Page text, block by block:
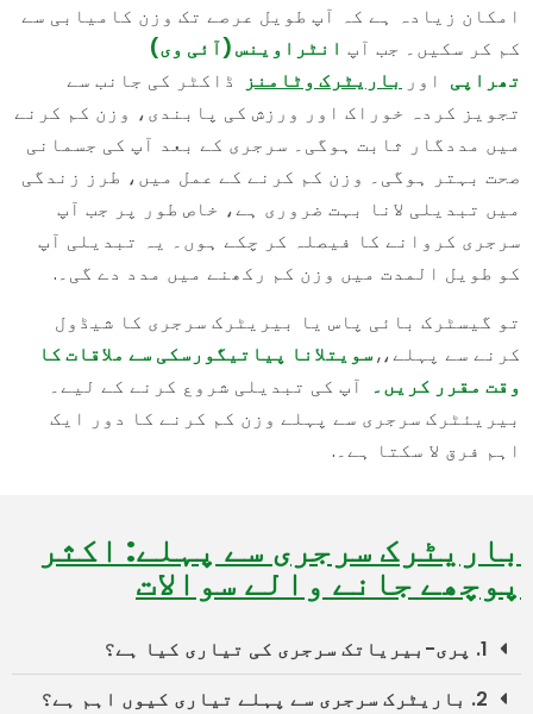
امکان زیادہ ہے کہ آپ طویل عرصے تک وزن کامیابی سے
کم کر سکیں۔ جب آپ انٹراوینس (آئی وی)
تھراپی اور باریٹرک وٹامنز
ڈاکٹر کی جانب سے
تجویز کردہ خوراک اور ورزش کی پابندی، وزن کم کرنے
میں مددگار ثابت ہوگی۔ سرجری کے بعد آپ کی جسمانی
صحت بہتر ہوگی۔ وزن کم کرنے کے عمل میں، طرز زندگی
میں تبدیلی لانا بہت ضروری ہے، خاص طور پر جب آپ
سرجری کروانے کا فیصلہ کر چکے ہوں۔ یہ تبدیلی آپ
کو طویل المدت میں وزن کم رکھنے میں مدد دے گی۔.
تو گیسٹرک بائی پاس یا بیریٹرک سرجری کا شیڈول
کرنے سے پہلے،,سویتلانا پیاتیگورسکی سے ملاقات کا
وقت مقرر کریں۔ آپ کی تبدیلی شروع کرنے کے لیے۔
بیریئٹرک سرجری سے پہلے وزن کم کرنے کا دور ایک
اہم فرق لا سکتا ہے۔.
باریٹرک سرجری سے پہلے: اکثر
پوچھے جانے والے سوالات
1. پری-بیریاتک سرجری کی تیاری کیا ہے؟
2. باریٹرک سرجری سے پہلے تیاری کیوں اہم ہے؟